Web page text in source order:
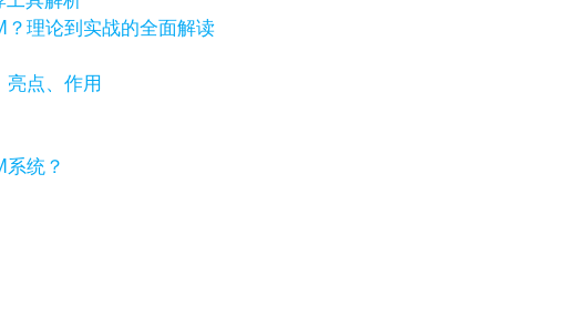
理论到实战的全面解读
点、作用
统？